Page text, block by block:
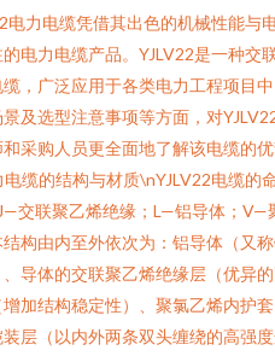
电力电缆凭借其出色的机械性能与
电力电缆产品。YJLV22是一种交
，广泛应用于各类电力工程项目
及选型注意事项等方面，对
采购人员更全面地了解该电缆的
缆的结构与材质\nYJLV22电缆的
交联聚乙烯绝缘；L—铝导体；V—
构由内至外依次为：铝导体（又
导体的交联聚乙烯绝缘层（优异
加结构稳定性）、聚氯乙烯内护套
层（以内外两条双头缠绕的高强